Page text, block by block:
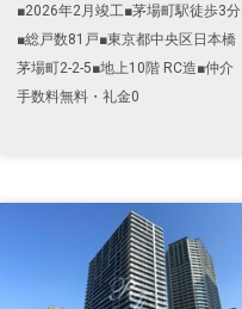
■2026年2月竣工■茅場町駅徒歩3分
■総戸数81戸■東京都中央区日本橋
茅場町2-2-5■地上10階 RC造■仲介
手数料無料・礼金0